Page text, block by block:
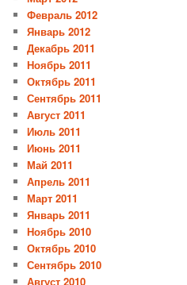
Февраль 2012
Январь 2012
Декабрь 2011
Ноябрь 2011
Октябрь 2011
Сентябрь 2011
Август 2011
Июль 2011
Июнь 2011
Май 2011
Апрель 2011
Март 2011
Январь 2011
Ноябрь 2010
Октябрь 2010
Сентябрь 2010
Август 2010